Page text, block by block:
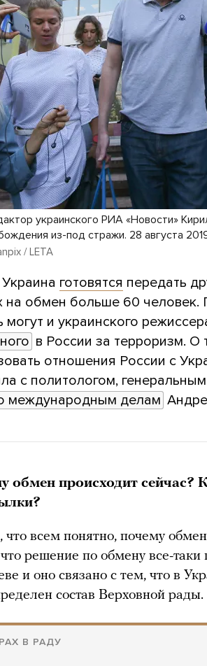
украинского РИА «Новости»
из-под стражи. 28 августа
/ LETA
готовятся передать
на обмен больше 60
могут и украинского
в России за терроризм.
отношения России с
с политологом,
международным делам
обмен происходит сейчас?
всем понятно, почему
решение по обмену все-
и оно связано с тем, что в
состав Верховной рады.
В РАДУ